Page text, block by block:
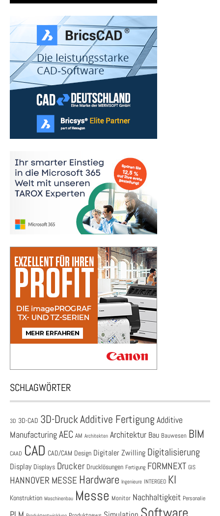
SCHLAGWÖRTER
3D 3D-CAD 3D-DruckAdditive Fertigung Additive
ManufacturingAEC AM Architekten Architektur Bau Bauwesen BIM
CAAD CAD CAD/CAM Design Digitaler Zwilling Digitalisierung
Display Displays Drucker Drucklösungen Fertigung FORMNEXT GIS
HANNOVER MESSE Hardware Ingenieure INTERGEO KI
Konstruktion Maschinenbau Messe Monitor Nachhaltigkeit Personalie